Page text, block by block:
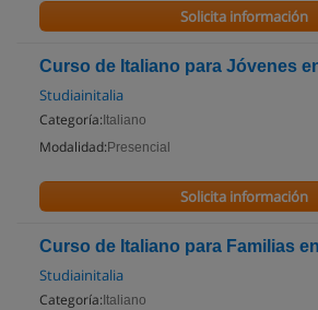
Solicita información
Curso de Italiano para Jóvenes
Studiainitalia
Categoría: Italiano
Modalidad: Presencial
Solicita información
Curso de Italiano para Familias
Studiainitalia
Categoría: Italiano